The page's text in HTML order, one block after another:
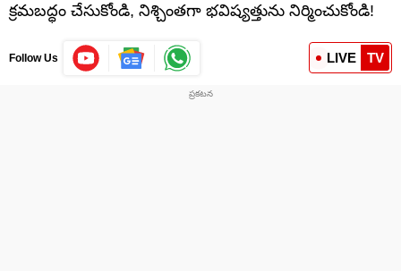
క్రమబద్ధం చేసుకోండి, నిశ్చింతగా భవిష్యత్తును నిర్మించుకోండి!
Follow Us LIVE TV